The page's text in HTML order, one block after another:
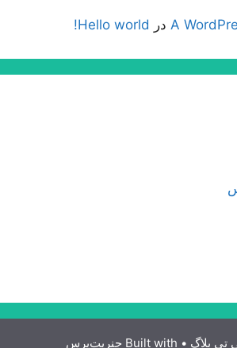
A در Hello world!
• Built with جنریت‌پرس